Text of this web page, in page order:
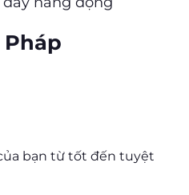
Pháp
bạn từ tốt đến tuyệt